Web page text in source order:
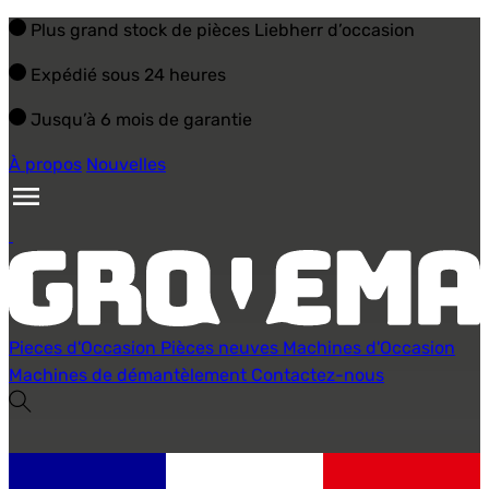
Plus grand stock de pièces Liebherr d’occasion
Expédié sous 24 heures
Jusqu’à 6 mois de garantie
À proposNouvelles
Pieces d'OccasionPièces neuvesMachines d'Occasion
Machines de démantèlementContactez-nous